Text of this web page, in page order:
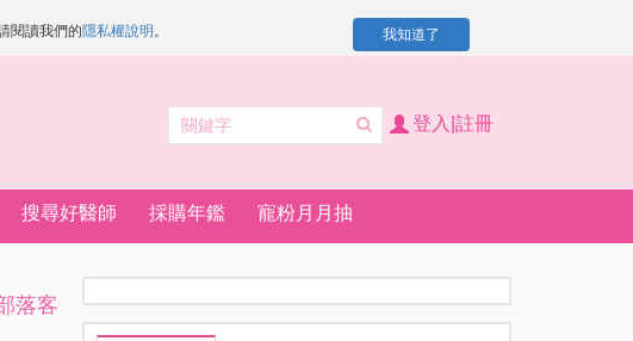
閱讀我們的隱私權說明 。 我知道了
登入|註冊
搜尋好醫師 採購年鑑 寵粉月月抽
落客